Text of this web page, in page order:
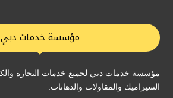
مؤسسة خدمات دبي
مؤسسة خدمات دبي لجميع خدمات النجارة
السيراميك والمقاولات والدهانات.